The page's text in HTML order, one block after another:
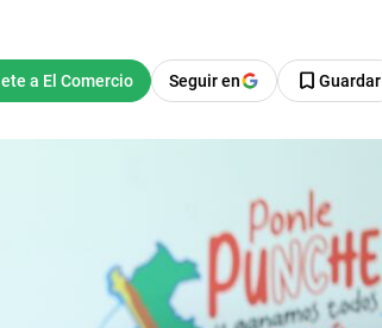
Seguir en Guardar